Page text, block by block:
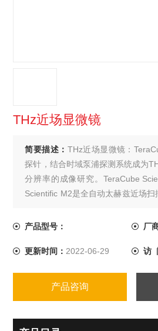
THz近场显微镜
简要描述： THz近场显微镜：
探针，结合时域泵浦探测系统成为
分辨率的成像研究。TeraCube
Scientific M2是全自动太赫兹近场
离内对太赫兹场分布进行时域测量
产品型号： 厂
更新时间： 2022-06-29 访
产品咨询